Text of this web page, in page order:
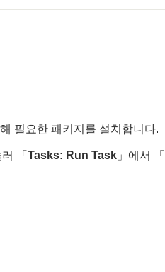
필요한 패키지를 설치합니다.
「 Tasks: Run Task 」에서 「